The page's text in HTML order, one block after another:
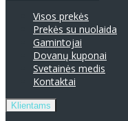
Visos prekės
Prekės su nuolaida
Gamintojai
Dovanų kuponai
Svetainės medis
Kontaktai
Klientams